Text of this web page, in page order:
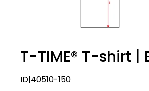
T-TIME® T-shirt |
ID|40510-150